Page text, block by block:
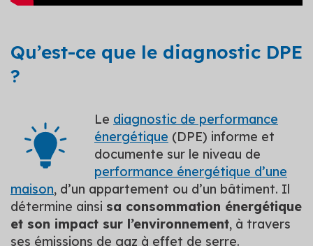
Qu’est-ce que le diagnostic DPE
?
Le diagnostic de performance
énergétique (DPE) informe et
documente sur le niveau de
performance énergétique d’une
maison, d’un appartement ou d’un bâtiment. Il
détermine ainsi sa consommation énergétique
et son impact sur l’environnement, à travers
ses émissions de gaz à effet de serre.